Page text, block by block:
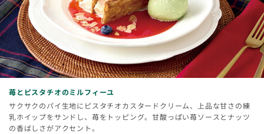
苺とピスタチオのミルフィーユ
サクサクのパイ生地にピスタチオカスタードクリーム、上品な甘さの練
乳ホイップをサンドし、苺をトッピング。甘酸っぱい苺ソースとナッツ
の香ばしさがアクセント。